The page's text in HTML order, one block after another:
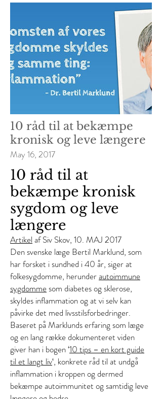
10 råd til at bekæmpe
kronisk og leve længere
May 16, 2017
10 råd til at
bekæmpe kronisk
sygdom og leve
længere
Artikel af Siv Skov, 10. MAJ 2017
Den svenske læge Bertil Marklund, som
har forsket i sundhed i 40 år, siger at
folkesygdomme, herunderautoimmune
sygdommesom diabetes og sklerose,
skyldes inflammation og at vi selv kan
påvirke det med livsstilsforbedringer.
Baseret på Marklunds erfaring som læge
og en lang række dokumenteret viden
giver han i bogen ‘10 tips – en kort guide
til et langt liv‘, konkrete råd til at undgå
inflammation i kroppen og dermed
bekæmpe autoimmunitet og samtidig leve